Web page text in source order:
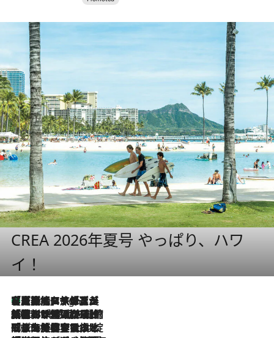
CREA 2026年夏号 やっぱり、ハワ
イ！
7 Hours Ago
【厳選旅コスメ】「多機能アイテムがメイン！」旅好き美容エディターが選んだ夏旅ベストコスメを発表【Mサイズジップ】
2026.8.6
「荷物が増えるほど旅ストレスは増す」美容ジャーナリストがたどり着いた最終結論。“化粧品を劇的に減らす”感動の凝縮美容とは
2026.8.6
「旅先には金髪ウィッグを持参」日本と同じメイクでは損してる!? 美容ジャーナリストが提案する“掟破りの旅美容”とは